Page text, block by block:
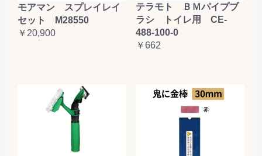
モアマン スプレイレイ
セット M28550
￥20,900
テラモト ＢＭパイプブ
ラシ トイレ用 CE-
488-100-0
￥662